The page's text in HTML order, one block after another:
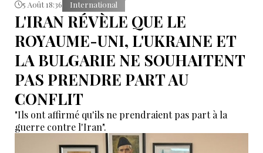
5 Août 18:36 International
L'IRAN RÉVÈLE QUE LE
ROYAUME-UNI, L'UKRAINE ET
LA BULGARIE NE SOUHAITENT
PAS PRENDRE PART AU
CONFLIT
"Ils ont affirmé qu'ils ne prendraient pas part à la
guerre contre l'Iran".